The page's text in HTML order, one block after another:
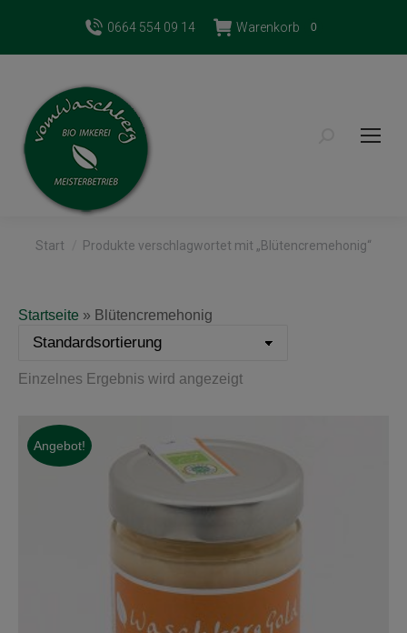
0664 554 09 14 Warenkorb 0
Search:
Start Produkte verschlagwortet mit „Blütencremehonig“
Startseite » Blütencremehonig
Einzelnes Ergebnis wird angezeigt
Angebot!